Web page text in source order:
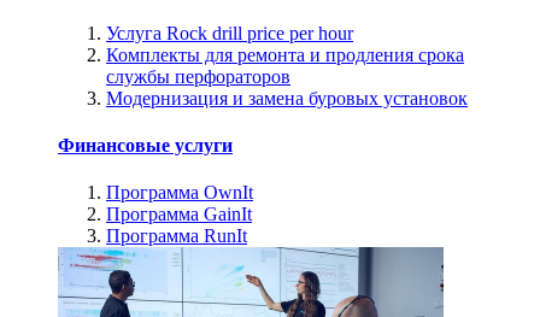
Услуга Rock drill price per hour
Комплекты для ремонта и продления срока
службы перфораторов
Модернизация и замена буровых установок
Финансовые услуги
Программа OwnIt
Программа GainIt
Программа RunIt